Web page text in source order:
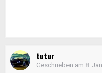
tutur
Geschrieben am 8.